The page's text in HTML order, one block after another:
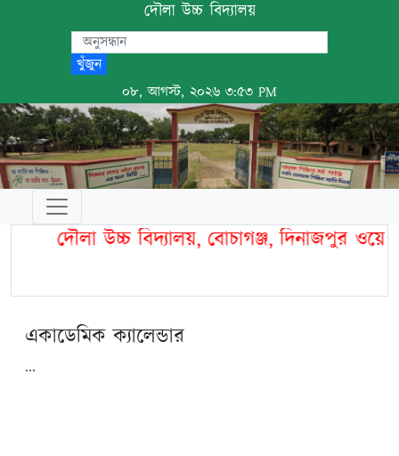
দৌলা উচ্চ বিদ্যালয়
খুঁজুন
০৮, আগস্ট, ২০২৬ ৩:৫৩ PM
দৌলা উচ্চ বিদ্যালয়, বোচাগঞ্জ, দিনাজপুর
একাডেমিক ক‍্যালেন্ডার
...